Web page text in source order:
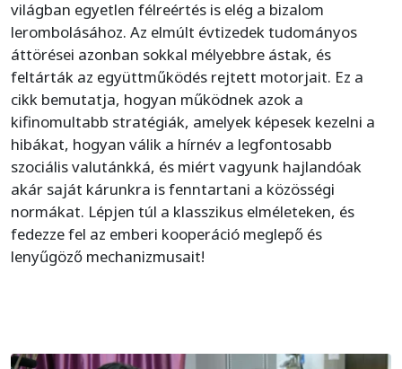
világban egyetlen félreértés is elég a bizalom
lerombolásához. Az elmúlt évtizedek tudományos
áttörései azonban sokkal mélyebbre ástak, és
feltárták az együttműködés rejtett motorjait. Ez a
cikk bemutatja, hogyan működnek azok a
kifinomultabb stratégiák, amelyek képesek kezelni a
hibákat, hogyan válik a hírnév a legfontosabb
szociális valutánkká, és miért vagyunk hajlandóak
akár saját kárunkra is fenntartani a közösségi
normákat. Lépjen túl a klasszikus elméleteken, és
fedezze fel az emberi kooperáció meglepő és
lenyűgöző mechanizmusait!